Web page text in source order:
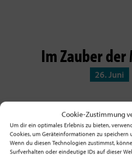
Cookie-Zustimmung
Um dir ein optimales Erlebnis zu bieten,
Cookies, um Geräteinformationen zu
Wenn du diesen Technologien zustimmst,
Surfverhalten oder eindeutige IDs auf dieser
Im Zauber der
26. Juni